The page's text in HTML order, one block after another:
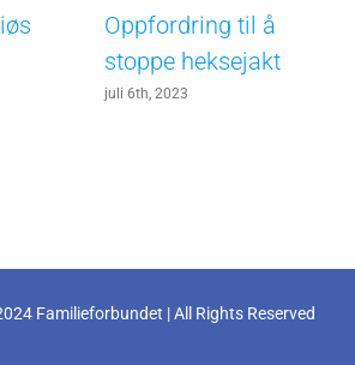
Oppfordring til å
stoppe heksejakt
juli 6th, 2023
Familieforbundet | All Rights Reserved